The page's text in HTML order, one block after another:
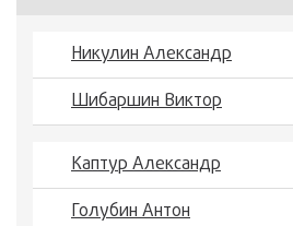
Никулин Александр
Шибаршин Виктор
Каптур Александр
Голубин Антон